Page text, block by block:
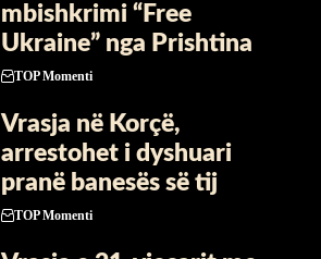
mbishkrimi “Free
Ukraine” nga Prishtina
TOP Momenti
Vrasja në Korçë,
arrestohet i dyshuari
pranë banesës së tij
TOP Momenti